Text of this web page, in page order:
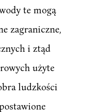
te mogą
zagraniczne,
i ztąd
użyte
ludzkości